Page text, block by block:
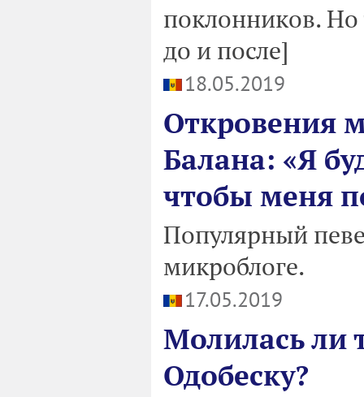
поклонников. Но
до и после]
18.05.2019
Откровения
Балана: «Я
чтобы меня
Популярный
микроблоге.
17.05.2019
Молилась ли
Одобеску?